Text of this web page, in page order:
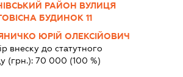
РАЙОН ВУЛИЦЯ
БУДИНОК 11
ЮРІЙ ОЛЕКСІЙОВИЧ
внеску до статутного
(грн.):70 000 (100 %)